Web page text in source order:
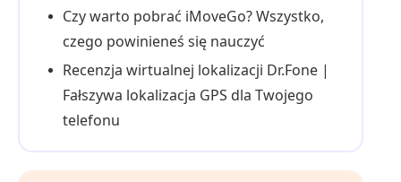
Czy warto pobrać iMoveGo? Wszystko,
czego powinieneś się nauczyć
Recenzja wirtualnej lokalizacji Dr.Fone |
Fałszywa lokalizacja GPS dla Twojego
telefonu